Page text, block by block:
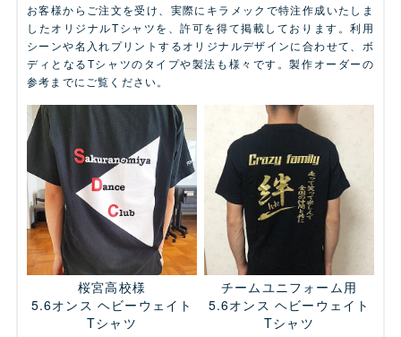
お客様からご注文を受け、実際にキラメックで特注作成いたしま
したオリジナルTシャツを、許可を得て掲載しております。利用
シーンや名入れプリントするオリジナルデザインに合わせて、ボ
ディとなるTシャツのタイプや製法も様々です。製作オーダーの
参考までにご覧ください。
桜宮高校様
5.6オンス ヘビーウェイト
Tシャツ
チームユニフォーム用
5.6オンス ヘビーウェイト
Tシャツ